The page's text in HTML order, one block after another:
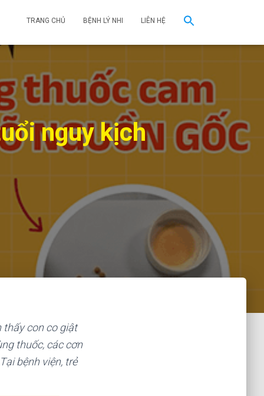
TRANG CHỦ BỆNH LÝ NHI LIÊN HỆ
nguy kịch
thấy con co giật
thuốc, các cơn
bệnh viện, trẻ